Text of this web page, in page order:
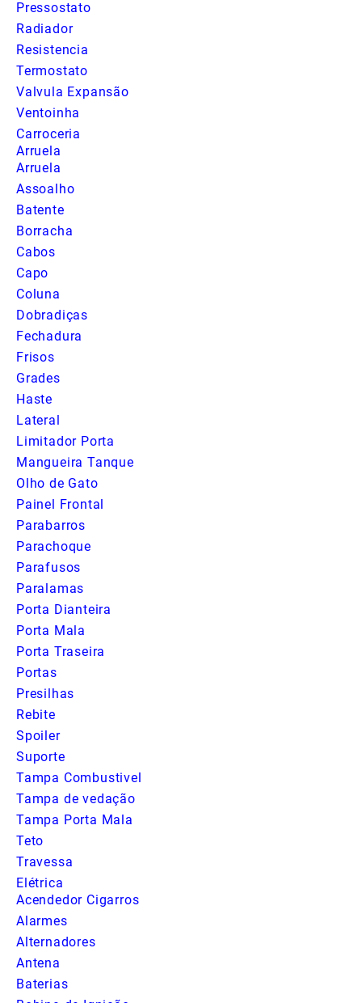
Pressostato
Radiador
Resistencia
Termostato
Valvula Expansão
Ventoinha
Carroceria
Arruela
Arruela
Assoalho
Batente
Borracha
Cabos
Capo
Coluna
Dobradiças
Fechadura
Frisos
Grades
Haste
Lateral
Limitador Porta
Mangueira Tanque
Olho de Gato
Painel Frontal
Parabarros
Parachoque
Parafusos
Paralamas
Porta Dianteira
Porta Mala
Porta Traseira
Portas
Presilhas
Rebite
Spoiler
Suporte
Tampa Combustivel
Tampa de vedação
Tampa Porta Mala
Teto
Travessa
Elétrica
Acendedor Cigarros
Alarmes
Alternadores
Antena
Baterias